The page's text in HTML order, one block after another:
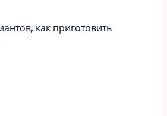
как приготовить